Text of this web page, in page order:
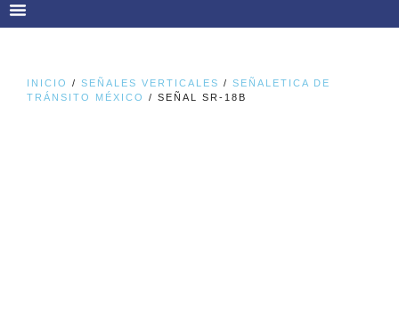
INICIO / SEÑALES VERTICALES / SEÑALETICA DE
TRÁNSITO MÉXICO
/ SEÑAL SR-18B